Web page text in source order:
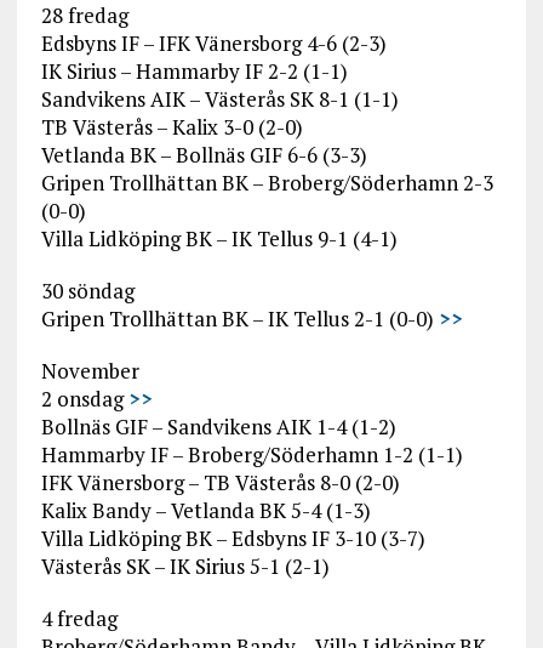
28 fredag
Edsbyns IF – IFK Vänersborg 4-6 (2-3)
IK Sirius – Hammarby IF 2-2 (1-1)
Sandvikens AIK – Västerås SK 8-1 (1-1)
TB Västerås – Kalix 3-0 (2-0)
Vetlanda BK – Bollnäs GIF 6-6 (3-3)
Gripen Trollhättan BK – Broberg/Söderhamn 2-3
(0-0)
Villa Lidköping BK – IK Tellus 9-1 (4-1)
30 söndag
Gripen Trollhättan BK – IK Tellus 2-1 (0-0) >>
November
2 onsdag>>
Bollnäs GIF – Sandvikens AIK 1-4 (1-2)
Hammarby IF – Broberg/Söderhamn 1-2 (1-1)
IFK Vänersborg – TB Västerås 8-0 (2-0)
Kalix Bandy – Vetlanda BK 5-4 (1-3)
Villa Lidköping BK – Edsbyns IF 3-10 (3-7)
Västerås SK – IK Sirius 5-1 (2-1)
4 fredag